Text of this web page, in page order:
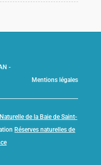
-
Mentions légales
de la Baie de Saint-
Réserves naturelles de